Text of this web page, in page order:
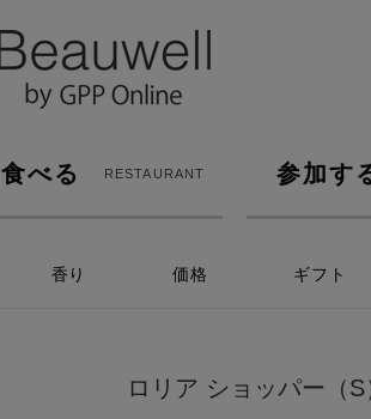
食べる RESTAURANT 参加す
香り 価格 ギフト
ロリア ショッパー（